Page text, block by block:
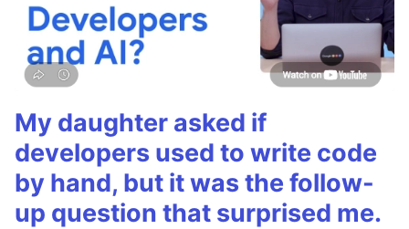
My daughter asked if
developers used to write code
by hand, but it was the follow-
up question that surprised me.